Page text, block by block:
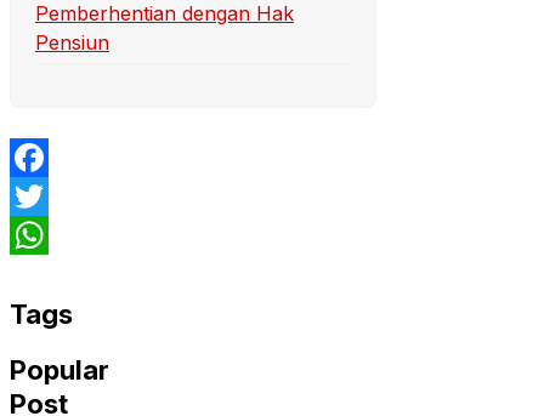
Pemberhentian dengan Hak
Pensiun
Facebook
Twitter
Tags
Popular
Post